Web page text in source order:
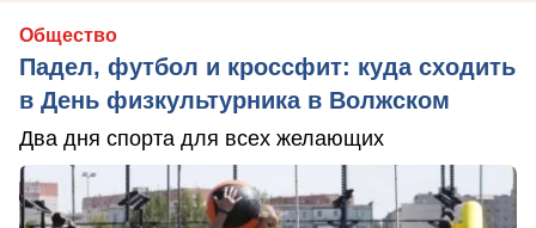
Общество
Падел, футбол и кроссфит: куда сходить
в День физкультурника в Волжском
Два дня спорта для всех желающих